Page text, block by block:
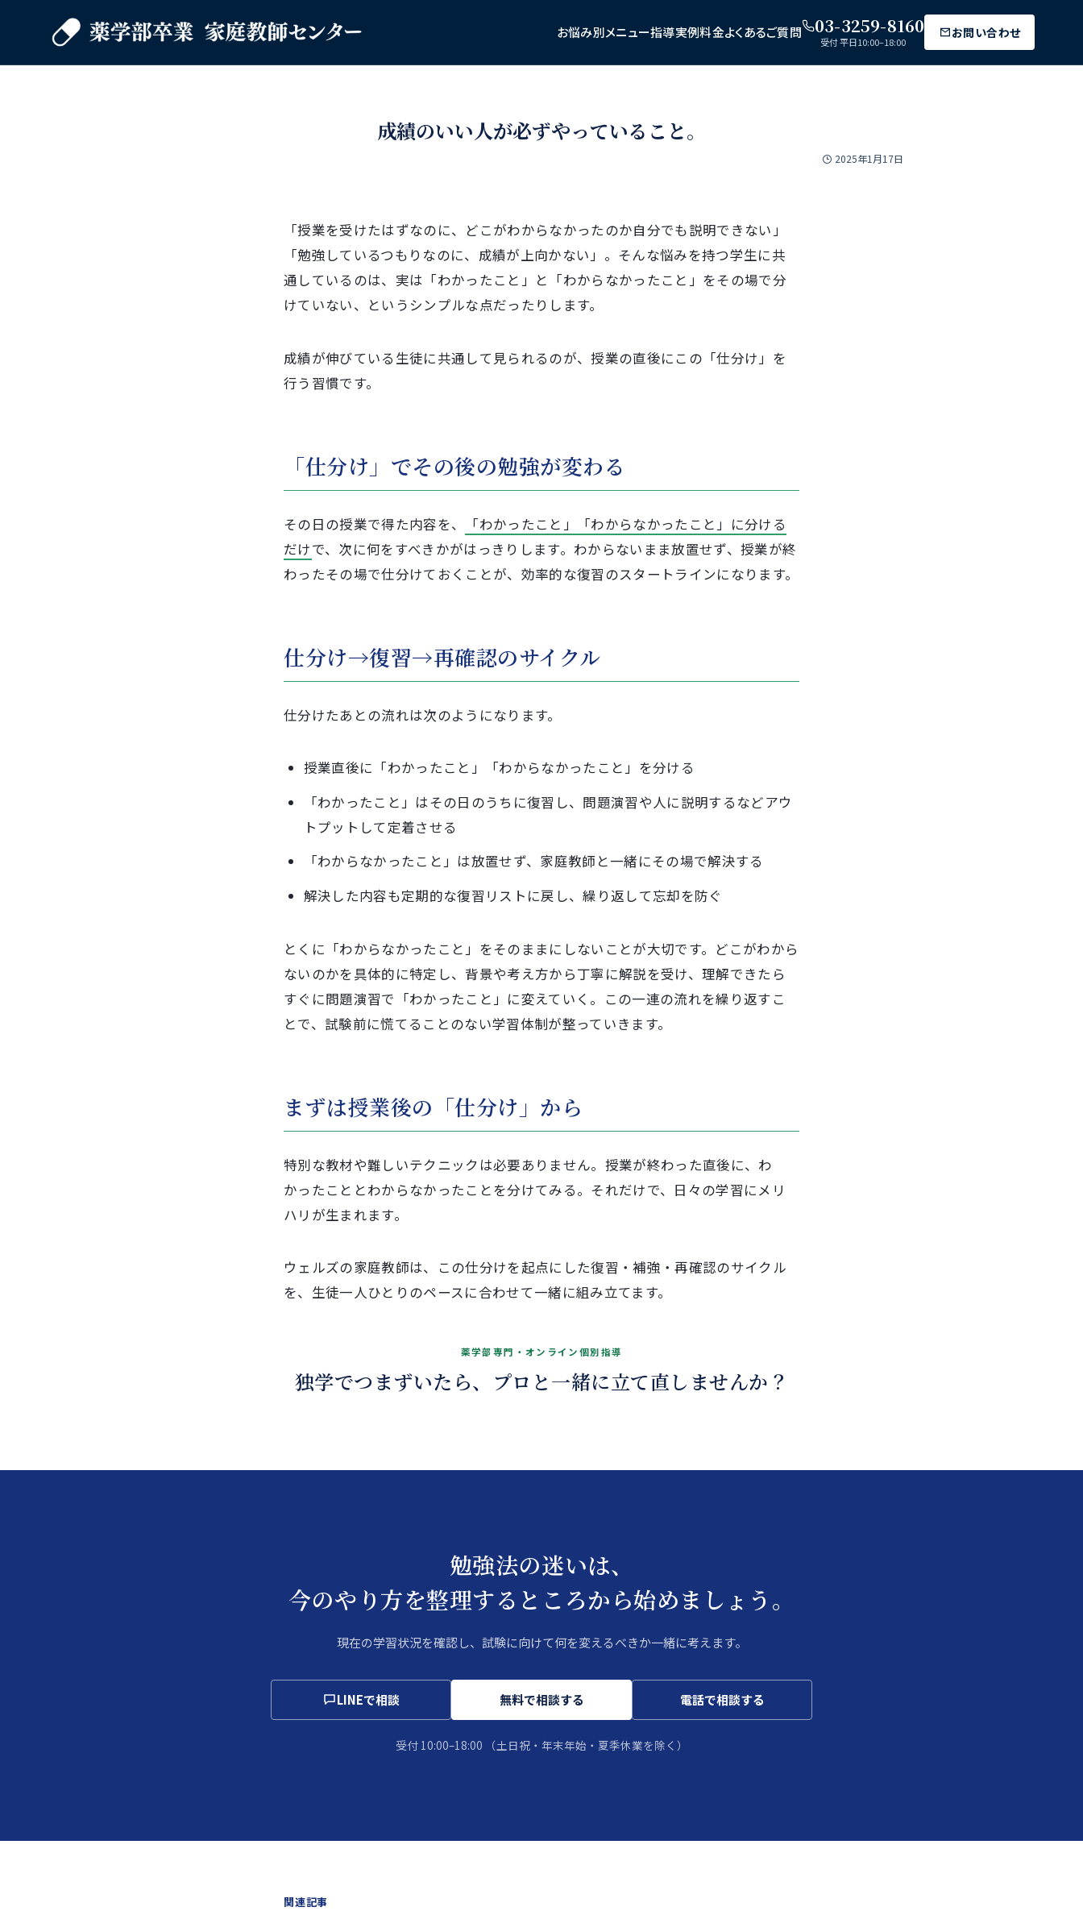
お悩み別メニュー指導実例料金よくあるご質問 03-3259-8160
受付 平日10:00–18:00
お問い合わせ
成績のいい人が必ずやっていること。
2025年1月17日
「授業を受けたはずなのに、どこがわからなかったのか自分でも説明できない」
「勉強しているつもりなのに、成績が上向かない」。そんな悩みを持つ学生に共
通しているのは、実は「わかったこと」と「わからなかったこと」をその場で分
けていない、というシンプルな点だったりします。
成績が伸びている生徒に共通して見られるのが、授業の直後にこの「仕分け」を
行う習慣です。
「仕分け」でその後の勉強が変わる
その日の授業で得た内容を、
「わかったこと」「わからなかったこと」に分ける
だけで、次に何をすべきかがはっきりします。わからないまま放置せず、授業が終
わったその場で仕分けておくことが、効率的な復習のスタートラインになります。
仕分け→復習→再確認のサイクル
仕分けたあとの流れは次のようになります。
授業直後に「わかったこと」「わからなかったこと」を分ける
「わかったこと」はその日のうちに復習し、問題演習や人に説明するなどアウ
トプットして定着させる
「わからなかったこと」は放置せず、家庭教師と一緒にその場で解決する
解決した内容も定期的な復習リストに戻し、繰り返して忘却を防ぐ
とくに「わからなかったこと」をそのままにしないことが大切です。どこがわから
ないのかを具体的に特定し、背景や考え方から丁寧に解説を受け、理解できたら
すぐに問題演習で「わかったこと」に変えていく。この一連の流れを繰り返すこ
とで、試験前に慌てることのない学習体制が整っていきます。
まずは授業後の「仕分け」から
特別な教材や難しいテクニックは必要ありません。授業が終わった直後に、わ
かったこととわからなかったことを分けてみる。それだけで、日々の学習にメリ
ハリが生まれます。
ウェルズの家庭教師は、この仕分けを起点にした復習・補強・再確認のサイクル
を、生徒一人ひとりのペースに合わせて一緒に組み立てます。
薬学部専門・オンライン個別指導
独学でつまずいたら、プロと一緒に立て直しませんか？
学習習慣づくりを、マンツーマンで。
くわしく見る →
勉強法の迷いは、
今のやり方を整理するところから始めましょう。
現在の学習状況を確認し、試験に向けて何を変えるべきか一緒に考えます。
LINEで相談 無料で相談する 電話で相談する
受付 10:00–18:00 （土日祝・年末年始・夏季休業を除く）
関連記事